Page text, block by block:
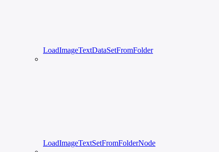
LoadImageTextDataSetFromFolder
LoadImageTextSetFromFolderNode